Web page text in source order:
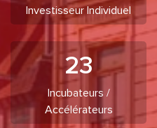
Investisseur Individuel
23
Incubateurs /
Accélérateurs